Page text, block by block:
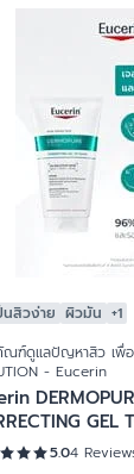
นสิวง่าย ผิวมัน +1
ฑ์ดูแลปัญหาสิว เพื่
- Eucerin
GEL
5.04